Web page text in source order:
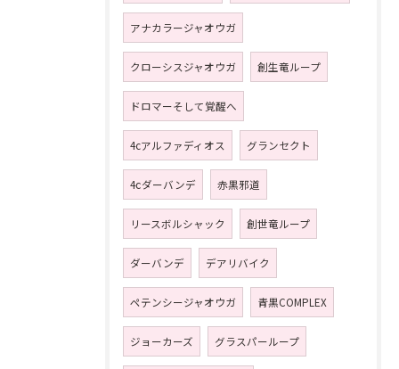
アナカラージャオウガ
クローシスジャオウガ 創生竜ループ
ドロマーそして覚醒へ
4cアルファディオス グランセクト
4ⅽダーバンデ 赤黒邪道
リースボルシャック 創世竜ループ
ダーバンデ デアリバイク
ペテンシージャオウガ 青黒COMPLEX
ジョーカーズ グラスパーループ